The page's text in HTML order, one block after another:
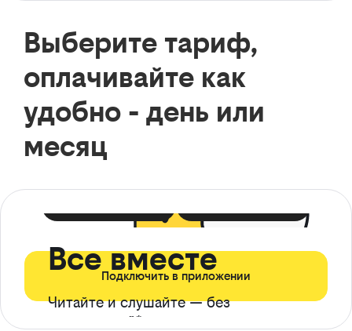
Выберите тариф,
оплачивайте как
удобно - день или
месяц
Все вместе
Читайте и слушайте — без
ограничений*
Подключить в приложении